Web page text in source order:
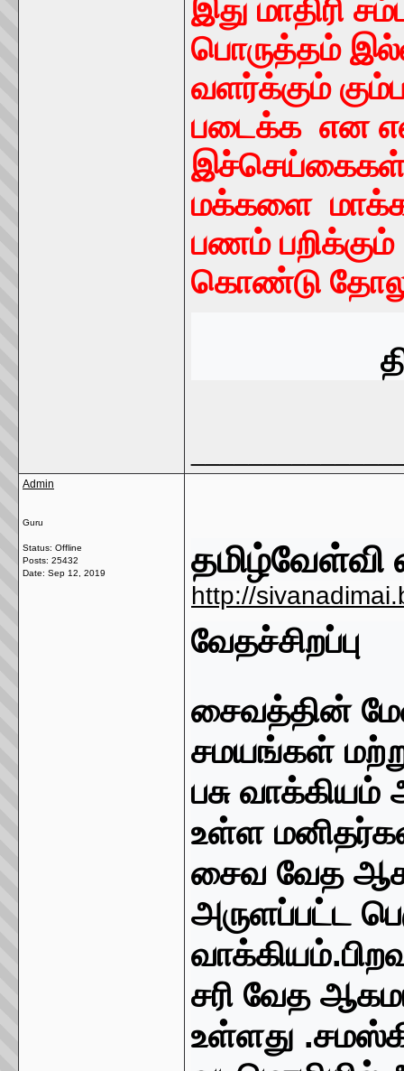
இது மாதிரி
பொருத்தம்
வளர்க்கும்
படைக்க என
இச்செய்கைகள்
மக்களை
பணம்
கொண்டு
Admin
Guru
Status: Offline
Posts: 25432
Date: Sep 12, 2019 தமிழ்வேள்வி
http://
வேதச்சிறப்பு
சைவத்தின்
சமயங்கள்
பசு
உள்ள
சைவ வேத
அருளப்பட்ட
வாக்கியம்.
சரி வேத
உள்ளது .